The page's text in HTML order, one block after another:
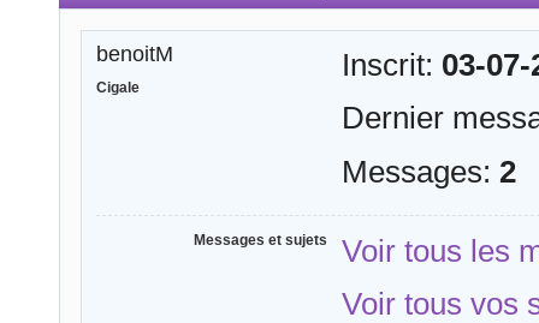
benoitM
Cigale
Inscrit: 03-07-
Dernier
Messages: 2
Messages et sujets
Voir tous les
Voir tous vos